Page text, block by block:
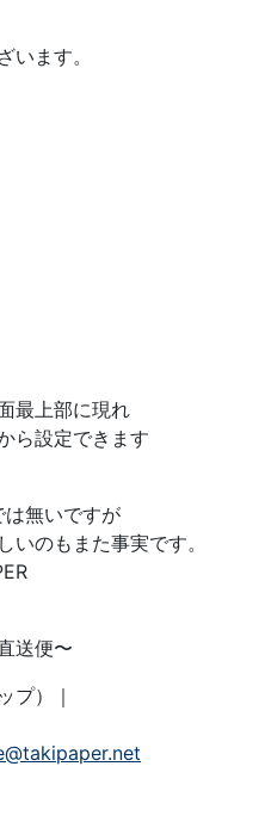
います。
最上部に現れ
ら設定できます
無いですが
いのもまた事実です。
送便〜
プ）｜